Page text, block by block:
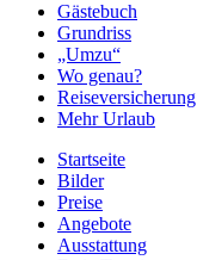
Gästebuch
Grundriss
„Umzu“
Wo genau?
Reiseversicherung
Mehr Urlaub
Startseite
Bilder
Preise
Angebote
Ausstattung